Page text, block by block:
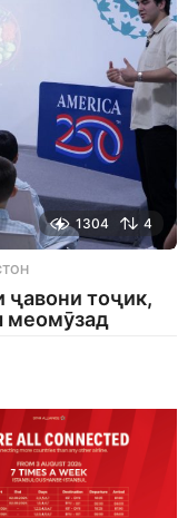
1304 4
ҷавони тоҷик,
меомӯзад